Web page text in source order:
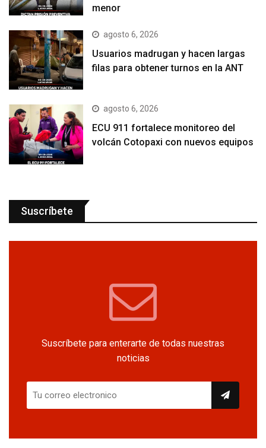
menor
agosto 6, 2026
Usuarios madrugan y hacen largas
filas para obtener turnos en la ANT
agosto 6, 2026
ECU 911 fortalece monitoreo del
volcán Cotopaxi con nuevos equipos
Suscríbete
Suscríbete para enterarte de todas nuestras
noticias